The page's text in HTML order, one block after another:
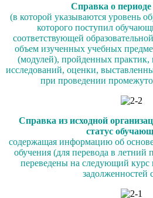
Справка о периоде
(в которой указываются уровень
которого поступил
соответствующей
объем изученных учебных
(модулей), пройденных
исследований, оценки,
при проведении
Справка из исходной
статус
содержащая информацию об
обучения (для перевода в
переведены на следующий курс
задолженностей